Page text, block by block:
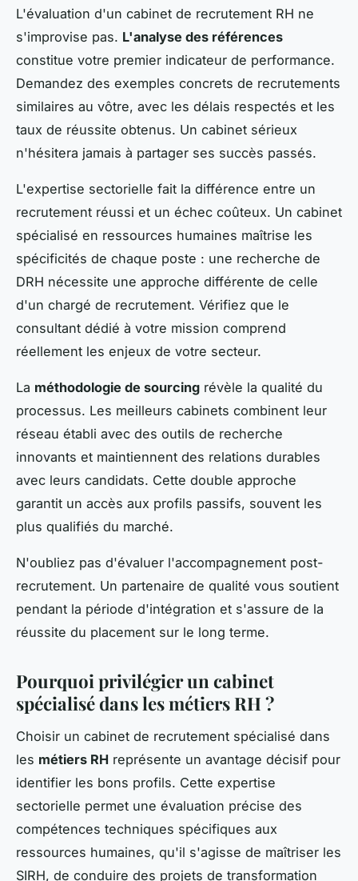
L'évaluation d'un cabinet de recrutement RH ne
s'improvise pas. L'analyse des références
constitue votre premier indicateur de performance.
Demandez des exemples concrets de recrutements
similaires au vôtre, avec les délais respectés et les
taux de réussite obtenus. Un cabinet sérieux
n'hésitera jamais à partager ses succès passés.
L'expertise sectorielle fait la différence entre un
recrutement réussi et un échec coûteux. Un cabinet
spécialisé en ressources humaines maîtrise les
spécificités de chaque poste : une recherche de
DRH nécessite une approche différente de celle
d'un chargé de recrutement. Vérifiez que le
consultant dédié à votre mission comprend
réellement les enjeux de votre secteur.
La méthodologie de sourcing révèle la qualité du
processus. Les meilleurs cabinets combinent leur
réseau établi avec des outils de recherche
innovants et maintiennent des relations durables
avec leurs candidats. Cette double approche
garantit un accès aux profils passifs, souvent les
plus qualifiés du marché.
N'oubliez pas d'évaluer l'accompagnement post-
recrutement. Un partenaire de qualité vous soutient
pendant la période d'intégration et s'assure de la
réussite du placement sur le long terme.
Pourquoi privilégier un cabinet
spécialisé dans les métiers RH ?
Choisir un cabinet de recrutement spécialisé dans
les métiers RH représente un avantage décisif pour
identifier les bons profils. Cette expertise
sectorielle permet une évaluation précise des
compétences techniques spécifiques aux
ressources humaines, qu'il s'agisse de maîtriser les
SIRH, de conduire des projets de transformation